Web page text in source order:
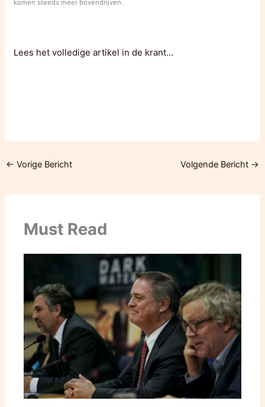
komen steeds meer bovendrijven.
Lees het volledige artikel in de krant…
← Vorige Bericht Volgende Bericht →
Must Read